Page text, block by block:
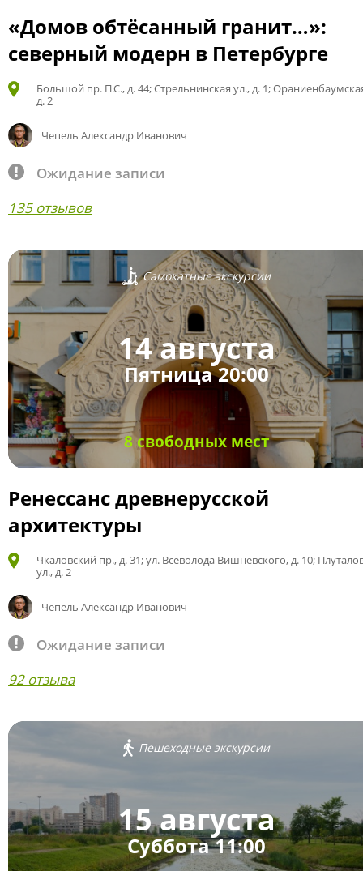
«Домов обтёсанный гранит…»:
северный модерн в Петербурге
Большой пр. П.С., д. 44; Стрельнинская ул., д. 1;
д. 2
Чепель Александр Иванович
Ожидание записи
135 отзывов
Самокатные экскурсии
14 августа
Пятница 20:00
8 свободных мест
Ренессанс древнерусской
архитектуры
Чкаловский пр., д. 31; ул. Всеволода Вишневского, д. 10;
ул., д. 2
Чепель Александр Иванович
Ожидание записи
92 отзыва
Пешеходные экскурсии
15 августа
Суббота 11:00